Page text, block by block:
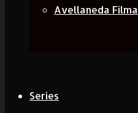
Avellaneda Filma
Series